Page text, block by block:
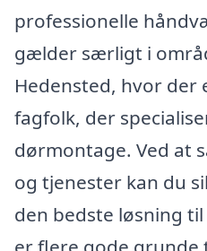
professionelle
gælder særligt i
Hedensted, hvor der
fagfolk, der
dørmontage. Ved at
og tjenester kan du
den bedste løsning